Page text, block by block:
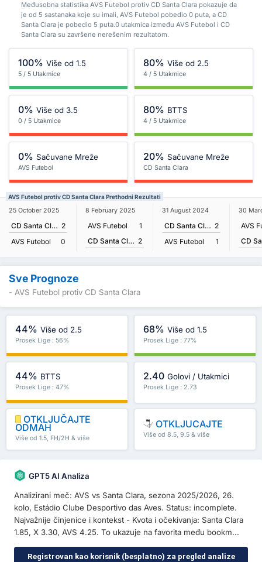
Međusobna statistika AVS Futebol protiv CD Santa Clara pokazuje da
je od 5 sastanaka koje su imali, AVS Futebol pobedio 0 puta, a CD
Santa Clara je pobedio 5 puta.0 utakmica između AVS Futebol i CD
Santa Clara su završene nerešenim rezultatom.
100% Više od 1.5
5 / 5 Utakmice
80% Više od 2.5
4 / 5 Utakmice
0% Više od 3.5
0 / 5 Utakmice
80% BTTS
4 / 5 Utakmice
0% Sačuvane Mreže
AVS Futebol
20% Sačuvane Mreže
CD Santa Clara
AVS Futebol protiv CD Santa Clara Prethodni Rezultati
25 October 2025
CD Santa Clara 2
AVS Futebol
0
8 February 2025
AVS Futebol
1
CD Santa Clara 2
31 August 2024
CD Santa Clara 2
AVS Futebol
1
30
AVS
Sve Prognoze
- AVS Futebol protiv CD Santa Clara
44% Više od 2.5
Prosek Lige : 56%
68% Više od 1.5
Prosek Lige : 77%
44% BTTS
Prosek Lige : 47%
2.40 Golovi / Utakmici
Prosek Lige : 2.73
OTKLJUČAJTE
ODMAH
Više od 1.5, FH/2H & više
OTKLJUCAJTE
Više od 8.5, 9.5 & više
GPT5 AI Analiza
Analizirani meč: AVS vs Santa Clara, sezona 2025/2026, 26.
kolo, Estádio Clube Desportivo das Aves. Status: incomplete.
Najvažnije činjenice i kontekst - Kvota i očekivanja: Santa Clara
1.85, X 3.30, AVS 4.25. To ukazuje na favorita među bookm...
Registrovan kao korisnik (besplatno) za pregled analize